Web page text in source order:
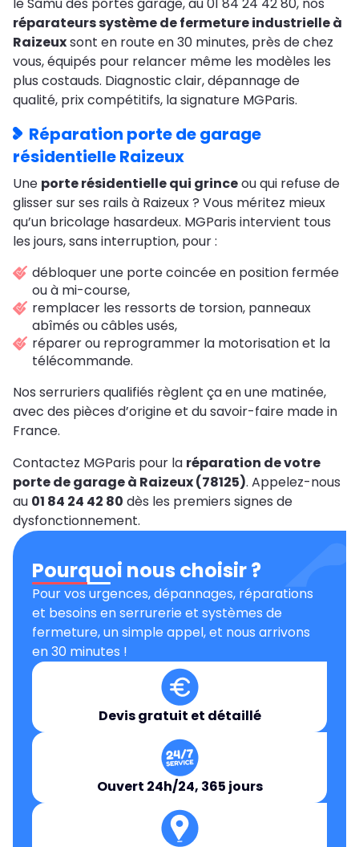
réparateurs système de fermeture industrielle à
Raizeuxsont en route en 30 minutes, près de chez
vous, équipés pour relancer même les modèles les
plus costauds. Diagnostic clair, dépannage de
qualité, prix compétitifs, la signature MGParis.
Réparation porte de garage
résidentielle Raizeux
Une porte résidentielle qui grinceou qui refuse de
glisser sur ses rails à Raizeux ? Vous méritez mieux
qu’un bricolage hasardeux. MGParis intervient tous
les jours, sans interruption, pour :
débloquer une porte coincée en position fermée
ou à mi-course,
remplacer les ressorts de torsion, panneaux
abîmés ou câbles usés,
réparer ou reprogrammer la motorisation et la
télécommande.
Nos serruriers qualifiés règlent ça en une matinée,
avec des pièces d’origine et du savoir-faire made in
France.
Contactez MGParis pour la réparation de votre
porte de garage à Raizeux (78125). Appelez-nous
au 01 84 24 42 80 dès les premiers signes de
dysfonctionnement.
Pourquoi nous choisir ?
Pour vos urgences, dépannages, réparations
et besoins en serrurerie et systèmes de
fermeture, un simple appel, et nous arrivons
en 30 minutes !
Devis gratuit et détaillé
Ouvert 24h/24, 365 jours